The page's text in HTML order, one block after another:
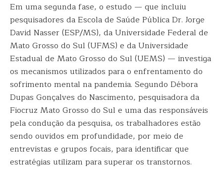
Em uma segunda fase, o estudo — que incluiu
pesquisadores da Escola de Saúde Pública Dr. Jorge
David Nasser (ESP/MS), da Universidade Federal de
Mato Grosso do Sul (UFMS) e da Universidade
Estadual de Mato Grosso do Sul (UEMS) — investiga
os mecanismos utilizados para o enfrentamento do
sofrimento mental na pandemia. Segundo Débora
Dupas Gonçalves do Nascimento, pesquisadora da
Fiocruz Mato Grosso do Sul e uma das responsáveis
pela condução da pesquisa, os trabalhadores estão
sendo ouvidos em profundidade, por meio de
entrevistas e grupos focais, para identificar que
estratégias utilizam para superar os transtornos.